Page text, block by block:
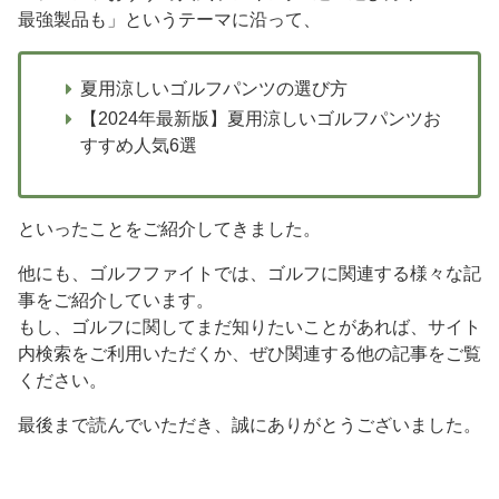
最強製品も」というテーマに沿って、
夏用涼しいゴルフパンツの選び方
【2024年最新版】夏用涼しいゴルフパンツお
すすめ人気6選
といったことをご紹介してきました。
他にも、ゴルフファイトでは、ゴルフに関連する様々な記
事をご紹介しています。
もし、ゴルフに関してまだ知りたいことがあれば、サイト
内検索をご利用いただくか、ぜひ関連する他の記事をご覧
ください。
最後まで読んでいただき、誠にありがとうございました。